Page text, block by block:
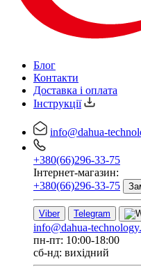
Блог
Контакти
Доставка і оплата
Інструкції
info@dahua-
+380(66)296-33-75
Інтернет-магазин:
+380(66)296-33-75
Viber Telegram
info@dahua-
пн-пт: 10:00-18:00
сб-нд: вихідний